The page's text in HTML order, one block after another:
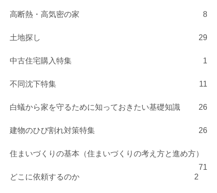
高断熱・高気密の家 8
土地探し 29
中古住宅購入特集 1
不同沈下特集 11
白蟻から家を守るために知っておきたい基礎知識 26
建物のひび割れ対策特集 26
住まいづくりの基本（住まいづくりの考え方と進め方）
71
どこに依頼するのか
2